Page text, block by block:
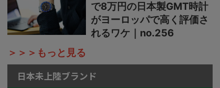
で8万円の日本製GMT時計
がヨーロッパで高く評価さ
れるワケ｜no.256
＞＞＞もっと見る
日本未上陸ブランド